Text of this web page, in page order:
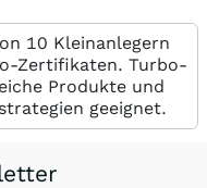
10 Kleinanlegern
Zertifikaten. Turbo-
Produkte und
geeignet.